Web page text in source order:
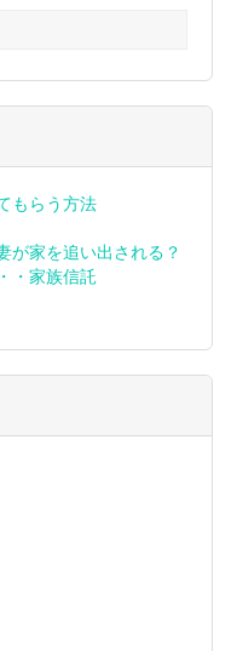
もらう方法
が家を追い出される？
・家族信託